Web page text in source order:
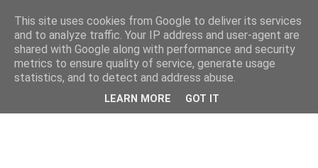
This site uses cookies from Google to deliver its services
and to analyze traffic. Your IP address and user-agent are
shared with Google along with performance and security
metrics to ensure quality of service, generate usage
statistics, and to detect and address abuse.
LEARN MORE GOT IT